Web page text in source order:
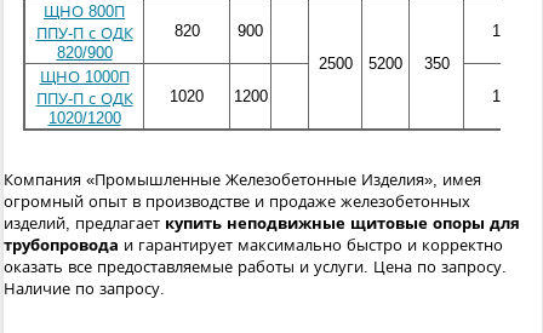
ЩНО 800П
ППУ-П с ОДК
820/900
820
900
2500
5200 350
1400
ЩНО 1000П
ППУ-П с ОДК
1020/1200
1020 1200 1700
Компания «Промышленные Железобетонные Изделия», имея
огромный опыт в производстве и продаже железобетонных
изделий, предлагает купить неподвижные щитовые опоры для
трубопровода и гарантирует максимально быстро и корректно
оказать все предоставляемые работы и услуги. Цена по запросу.
Наличие по запросу.